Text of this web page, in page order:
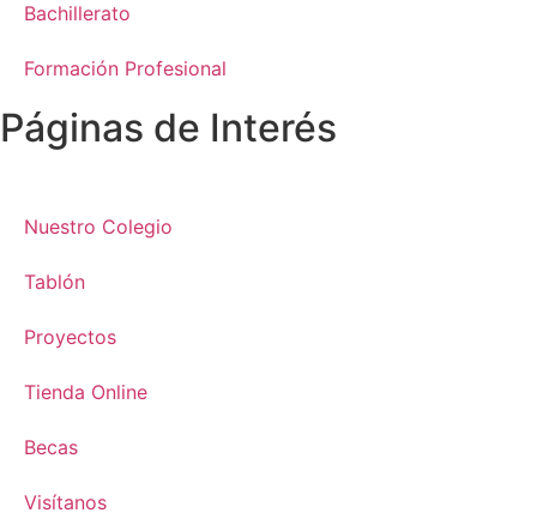
Bachillerato
Formación Profesional
Páginas de Interés
Nuestro Colegio
Tablón
Proyectos
Tienda Online
Becas
Visítanos